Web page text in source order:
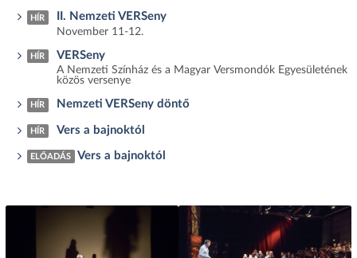
HÍR II. Nemzeti VERSeny
November 11-12.
HÍR VERSeny
A Nemzeti Színház és a Magyar Versmondók Egyesületének
közös versenye
HÍR Nemzeti VERSeny döntő
HÍR Vers a bajnoktól
ELŐADÁS Vers a bajnoktól